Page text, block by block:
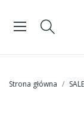
Strona główna SALE